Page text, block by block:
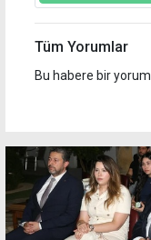
Tüm Yorumlar
Bu habere bir yorum